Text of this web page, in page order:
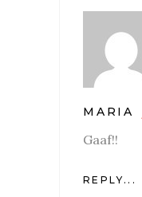
MARIA
Gaaf!!
REPLY...